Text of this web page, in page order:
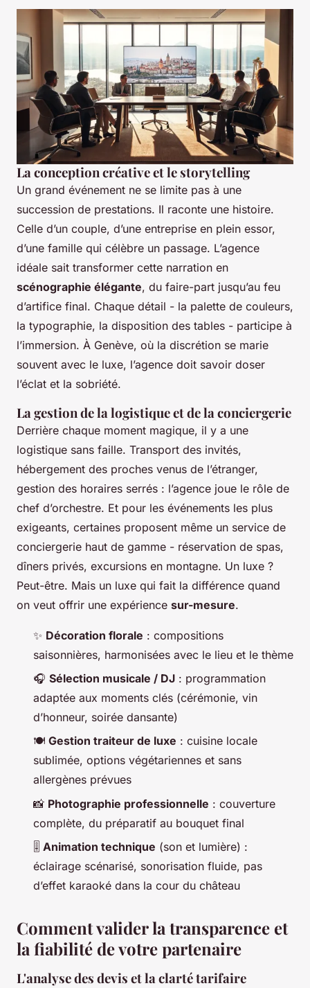
La conception créative et le storytelling
Un grand événement ne se limite pas à une
succession de prestations. Il raconte une histoire.
Celle d’un couple, d’une entreprise en plein essor,
d’une famille qui célèbre un passage. L’agence
idéale sait transformer cette narration en
scénographie élégante, du faire-part jusqu’au feu
d’artifice final. Chaque détail - la palette de couleurs,
la typographie, la disposition des tables - participe à
l’immersion. À Genève, où la discrétion se marie
souvent avec le luxe, l’agence doit savoir doser
l’éclat et la sobriété.
La gestion de la logistique et de la conciergerie
Derrière chaque moment magique, il y a une
logistique sans faille. Transport des invités,
hébergement des proches venus de l’étranger,
gestion des horaires serrés : l’agence joue le rôle de
chef d’orchestre. Et pour les événements les plus
exigeants, certaines proposent même un service de
conciergerie haut de gamme - réservation de spas,
dîners privés, excursions en montagne. Un luxe ?
Peut-être. Mais un luxe qui fait la différence quand
on veut offrir une expérience sur-mesure.
✨ Décoration florale : compositions
saisonnières, harmonisées avec le lieu et le thème
🎧 Sélection musicale / DJ : programmation
adaptée aux moments clés (cérémonie, vin
d’honneur, soirée dansante)
🍽️ Gestion traiteur de luxe : cuisine locale
sublimée, options végétariennes et sans
allergènes prévues
📸 Photographie professionnelle : couverture
complète, du préparatif au bouquet final
🎚️ Animation technique (son et lumière) :
éclairage scénarisé, sonorisation fluide, pas
d’effet karaoké dans la cour du château
Comment valider la transparence et
la fiabilité de votre partenaire
L'analyse des devis et la clarté tarifaire